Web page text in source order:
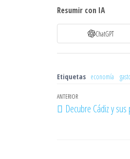
Resumir con IA
ChatGPT
Etiquetas economía
Navegación
de
Entrada
anterior
ANTERIOR
Decubre Cádiz y